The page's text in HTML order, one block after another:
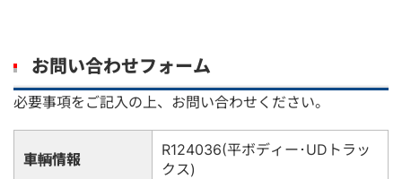
お問い合わせフォーム
必要事項をご記入の上、お問い合わせください。
車輌情報
R124036(平ボディー･UDトラッ
クス)